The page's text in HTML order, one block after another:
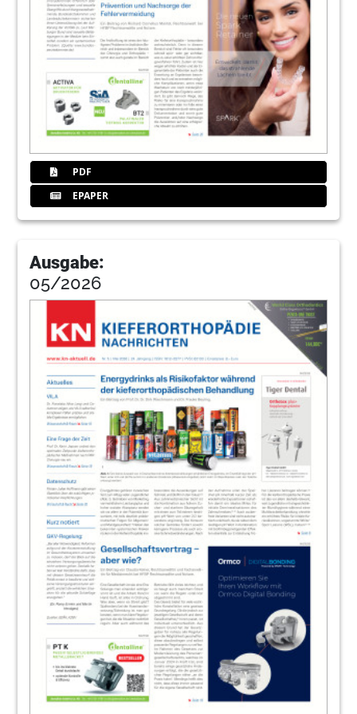
Redaktion
Rückeroberung der beruflichen Normalität
Redaktion
Digitales Invisalign Scientific Symposium
36Das Gaumenimplantat tomas®PI
Redaktion
Redaktion
Interdentalbürsten: Mission completed
Redaktion
Pfadfinder Kommunikation
PDF
EPAPER
Ausgabe:
05/2026